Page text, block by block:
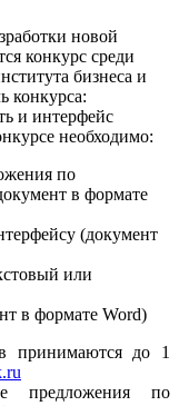
новой
конкурс среди
бизнеса и
конкурса:
и интерфейс
необходимо:
по
в формате
(документ
или
в формате Word)
принимаются до 1
предложения по